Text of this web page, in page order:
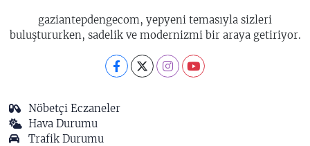
gaziantepdengecom, yepyeni temasıyla sizleri
buluştururken, sadelik ve modernizmi bir araya getiriyor.
Nöbetçi Eczaneler
Hava Durumu
Trafik Durumu